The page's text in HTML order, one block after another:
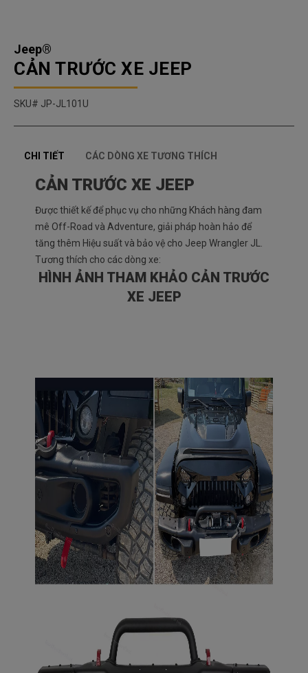
Jeep®
CẢN TRƯỚC XE JEEP
SKU JP-JL101U
CHI TIẾT CÁC DÒNG XE TƯƠNG THÍCH
CẢN TRƯỚC XE JEEP
Được thiết kế để phục vụ cho những Khách hàng đam
mê Off-Road và Adventure, giải pháp hoàn hảo để
tăng thêm Hiệu suất và bảo vệ cho Jeep Wrangler JL.
Tương thích cho các dòng xe:
HÌNH ẢNH THAM KHẢO CẢN TRƯỚC
XE JEEP